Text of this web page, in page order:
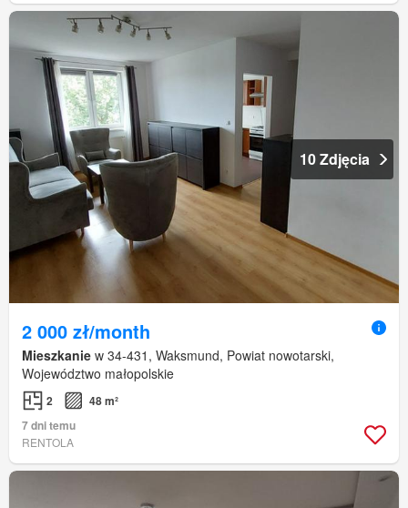
10 Zdjęcia
2 000 zł/month
Mieszkanie w 34-431, Waksmund, Powiat nowotarski,
Województwo małopolskie
2
48 m²
7 dni temu
RENTOLA